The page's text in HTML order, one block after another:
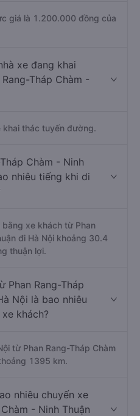
giá là 1.200.000 đồng của
xe đang khai
Tháp Chàm -
khai thác tuyến đường.
Chàm - Ninh
nhiêu tiếng khi di
xe khách từ Phan
đi Hà Nội khoảng 30.4
thuận lợi.
Phan Rang-Tháp
Nội là bao nhiêu
khách?
từ Phan Rang-Tháp Chàm
1395 km.
nhiêu chuyến xe
- Ninh Thuận